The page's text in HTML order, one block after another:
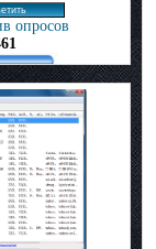
опросов